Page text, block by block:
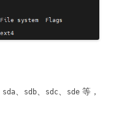
sda、 sdb、 sdc、 sde 等，